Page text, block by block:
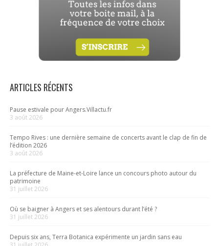
ARTICLES RÉCENTS
Pause estivale pour Angers.Villactu.fr
3 août 2026
Tempo Rives : une dernière semaine de concerts avant le clap de fin de
l’édition 2026
3 août 2026
La préfecture de Maine-et-Loire lance un concours photo autour du
patrimoine
31 juillet 2026
Où se baigner à Angers et ses alentours durant l’été ?
31 juillet 2026
Depuis six ans, Terra Botanica expérimente un jardin sans eau